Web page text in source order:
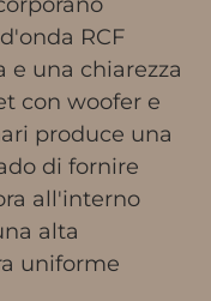
RCF
e una chiarezza
con woofer e
produce una
di fornire
all'interno
alta
uniforme